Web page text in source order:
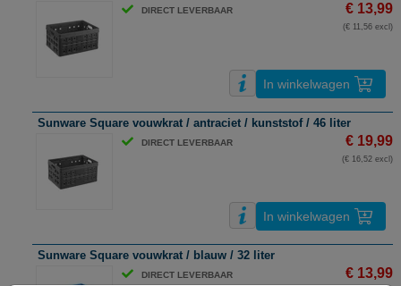
DIRECT LEVERBAAR € 13,99
(€ 11,56 excl)
In winkelwagen
Sunware Square vouwkrat / antraciet / kunststof / 46 liter
DIRECT LEVERBAAR € 19,99
(€ 16,52 excl)
In winkelwagen
Sunware Square vouwkrat / blauw / 32 liter
DIRECT LEVERBAAR € 13,99